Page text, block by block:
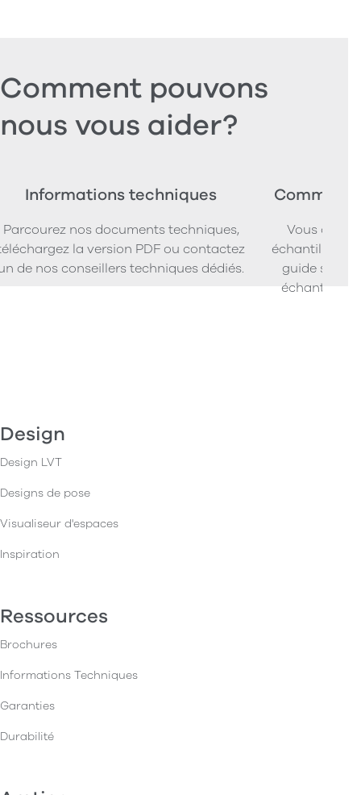
Comment pouvons
nous vous aider?
Informations techniques
Parcourez nos documents techniques,
la version PDF ou contactez
de nos conseillers techniques dédiés.
Vous
échantillons
guide
Design
Design LVT
Designs de pose
Visualiseur d'espaces
Inspiration
Ressources
Brochures
Informations Techniques
Garanties
Durabilité